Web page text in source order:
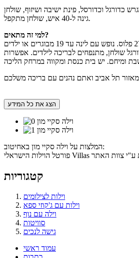
איש, עמדת ברביקיו עם מטבחון, מקרר, פינג פונג, מגרש כדורגל וכדורסל, פינת ישיבה ושיזוף, שולחן
גינה ל-40 איש, שולחן מתקפל.
למי זה מתאים?
רכבים, כדורגל, כדורסל, מערכת הגברה למסיבות, כדורגל שולחן, מתנפחים לבריכה לילדים. אפשרות
הצג את כל המידע
המלצות על וילה סקיי מון באחיטוב:
קטגוריות
וילות לצילומים
וילות עם ג'קוזי ספא
וילה עם נוף
סוויטות
גישה לנכים
עמוד ראשי